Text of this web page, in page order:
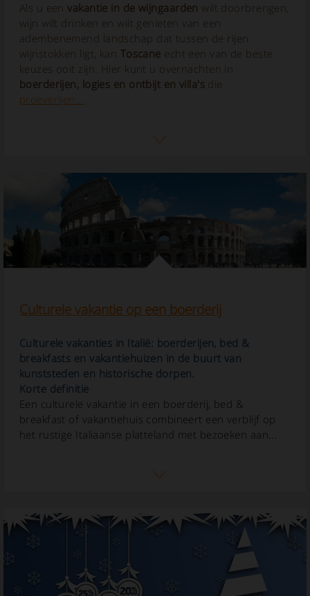
Als u eenvakantie in de wijngaarden wilt doorbrengen,
wijn wilt drinken en wilt genieten van een
adembenemend landschap dat tussen de rijen
wijnstokken ligt, kan Toscane echt een van de beste
keuzes ooit zijn. Hier kunt u overnachten in
boerderijen, logies en ontbijt en villa's die
proeverijen...
Culturele vakantie op een boerderij
Culturele vakanties in Italië: boerderijen, bed &
breakfasts en vakantiehuizen in de buurt van
kunststeden en historische dorpen.
Korte definitie
Een culturele vakantie in een boerderij, bed &
breakfast of vakantiehuis combineert een verblijf op
het rustige Italiaanse platteland met bezoeken aan...